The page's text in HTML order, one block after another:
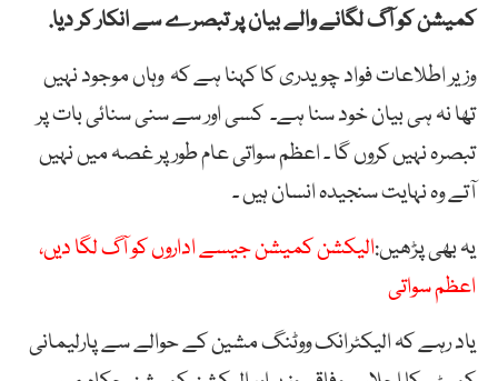
کمیشن کو آگ لگانے والے بیان پر تبصرے سے انکار کر دیا.
وزیر اطلاعات فواد چویدری کا کہنا ہے کہ وہاں موجود نہیں
تھا نہ ہی بیان خود سنا ہے۔ کسی اور سے سنی سنائی بات پر
تبصرہ نہیں کروں گا ۔ اعظم سواتی عام طور پر غصہ میں نہیں
آتے وہ نہایت سنجیدہ انسان ہیں ۔
یہ بھی پڑھیں:الیکشن کمیشن جیسے اداروں کو آگ لگا دیں،
اعظم سواتی
یاد رہے کہ الیکٹرانک ووٹنگ مشین کے حوالے سے پارلیمانی